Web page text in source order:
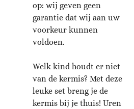
op: wij geven geen
garantie dat wij aan uw
voorkeur kunnen
voldoen.
Welk kind houdt er niet
van de kermis? Met deze
leuke set breng je de
kermis bij je thuis! Uren